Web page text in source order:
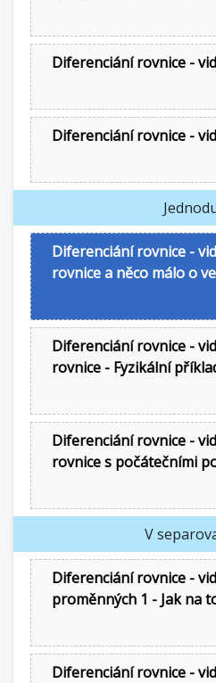
Diferenciání rovnice -
Diferenciání rovnice -
Diferenciání rovnice -
rovnice a něco málo o
Diferenciání rovnice -
rovnice - Fyzikální
Diferenciání rovnice -
rovnice s počátečními
V
Diferenciání rovnice -
proměnných 1 - Jak na
Diferenciání rovnice -